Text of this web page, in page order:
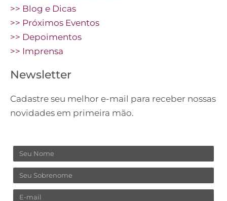
>> Blog e Dicas
>> Próximos Eventos
>> Depoimentos
>> Imprensa
Newsletter
Cadastre seu melhor e-mail para receber nossas
novidades em primeira mão.
Nome
Sobrenome
Email